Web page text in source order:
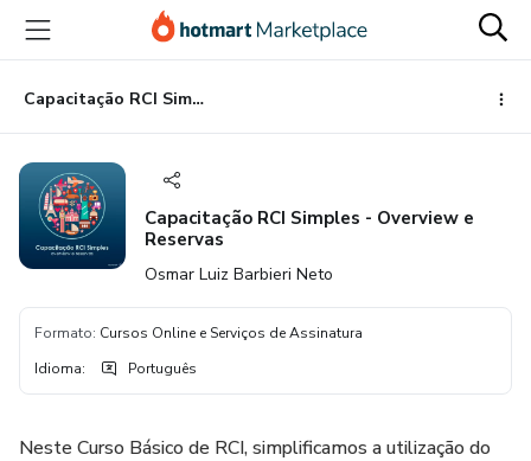
para
conteúdo
principal
para
pagamento
para
rodapé
Capacitação RCI Simples - Overview e Reservas
Capacitação RCI Simples - Overview e
Reservas
Osmar Luiz Barbieri Neto
Formato: Cursos Online e Serviços de Assinatura
Idioma: Português
Neste Curso Básico de RCI, simplificamos a utilização do